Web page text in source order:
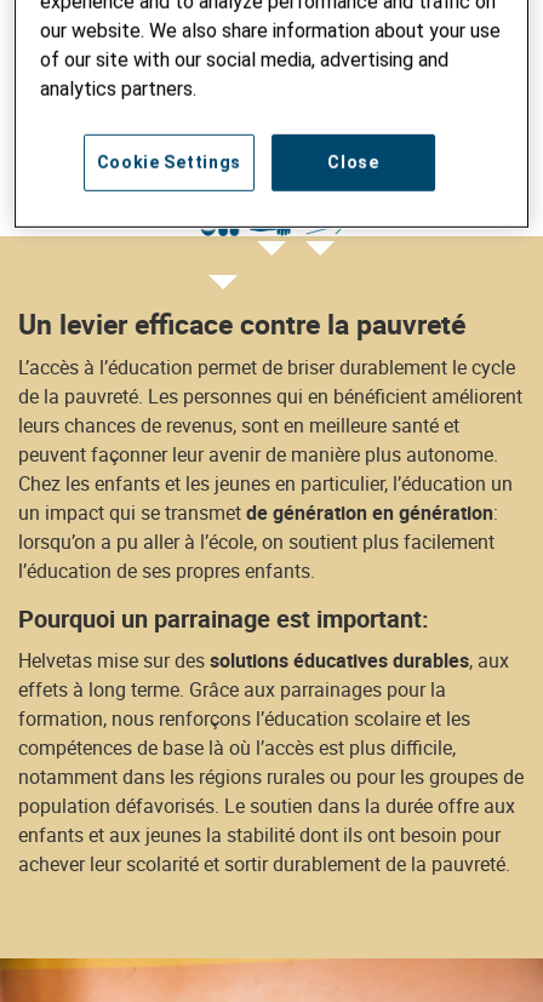
Pourquoi un parrainage pour la
formation? Parce que l’éducation
Un levier efficace contre la pauvreté
L’accès à l’éducation permet de briser durablement le cycle
de la pauvreté. Les personnes qui en bénéficient améliorent
leurs chances de revenus, sont en meilleure santé et
peuvent façonner leur avenir de manière plus autonome.
Chez les enfants et les jeunes en particulier, l’éducation un
un impact qui se transmetde génération en génération:
lorsqu’on a pu aller à l’école, on soutient plus facilement
l’éducation de ses propres enfants.
Pourquoi un parrainage est important:
Helvetas mise sur dessolutions éducatives durables, aux
effets à long terme. Grâce aux parrainages pour la
formation, nous renforçons l’éducation scolaire et les
compétences de base là où l’accès est plus difficile,
notamment dans les régions rurales ou pour les groupes de
population défavorisés. Le soutien dans la durée offre aux
enfants et aux jeunes la stabilité dont ils ont besoin pour
achever leur scolarité et sortir durablement de la pauvreté.
our website. We also share information about your use
of our site with our social media, advertising and
analytics partners.
Close
Cookie Settings